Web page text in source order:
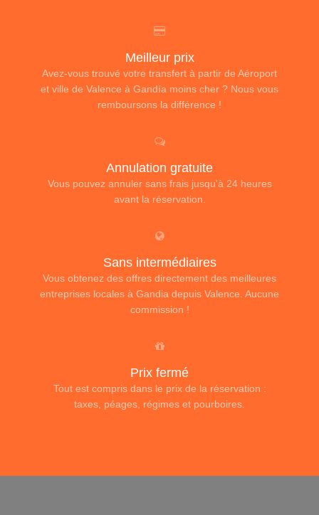
Meilleur prix
Avez-vous trouvé votre transfert à partir de Aéroport
et ville de Valence à Gandía moins cher ? Nous vous
remboursons la différence !
Annulation gratuite
Vous pouvez annuler sans frais jusqu'à 24 heures
avant la réservation.
Sans intermédiaires
Vous obtenez des offres directement des meilleures
entreprises locales à Gandia depuis Valence. Aucune
commission !
Prix fermé
Tout est compris dans le prix de la réservation :
taxes, péages, régimes et pourboires.